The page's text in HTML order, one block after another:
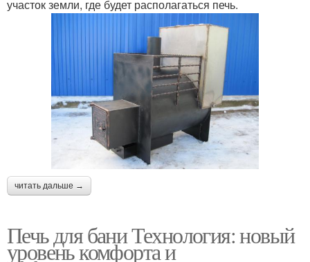
участок земли, где будет располагаться печь.
читать дальше →
Печь для бани Технология: новый
уровень комфорта и